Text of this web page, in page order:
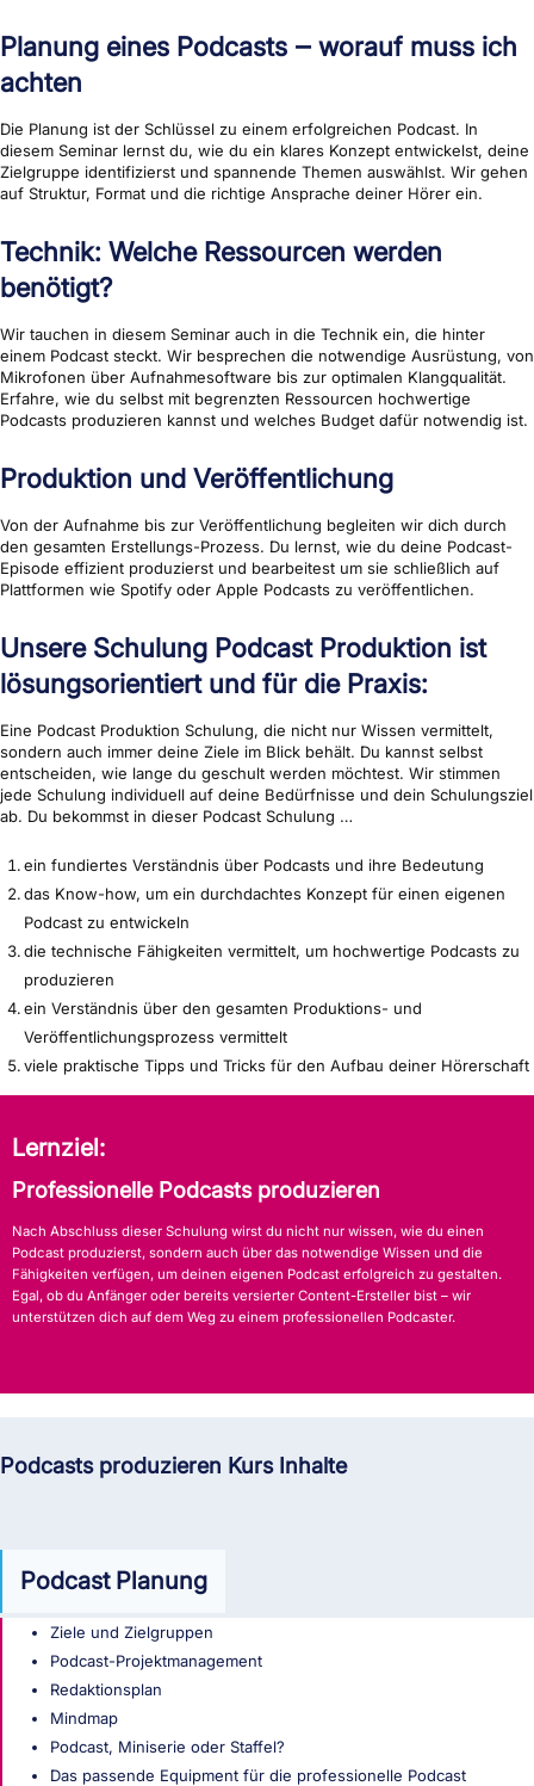
Planung eines Podcasts ‒ worauf muss ich
achten
Die Planung ist der Schlüssel zu einem erfolgreichen Podcast. In
diesem Seminar lernst du, wie du ein klares Konzept entwickelst, deine
Zielgruppe identifizierst und spannende Themen auswählst. Wir gehen
auf Struktur, Format und die richtige Ansprache deiner Hörer ein.
Technik: Welche Ressourcen werden
benötigt?
Wir tauchen in diesem Seminar auch in die Technik ein, die hinter
einem Podcast steckt. Wir besprechen die notwendige Ausrüstung, von
Mikrofonen über Aufnahmesoftware bis zur optimalen Klangqualität.
Erfahre, wie du selbst mit begrenzten Ressourcen hochwertige
Podcasts produzieren kannst und welches Budget dafür notwendig ist.
Produktion und Veröffentlichung
Von der Aufnahme bis zur Veröffentlichung begleiten wir dich durch
den gesamten Erstellungs-Prozess. Du lernst, wie du deine Podcast-
Episode effizient produzierst und bearbeitest um sie schließlich auf
Plattformen wie Spotify oder Apple Podcasts zu veröffentlichen.
Unsere Schulung Podcast Produktion ist
lösungsorientiert und für die Praxis:
Eine Podcast Produktion Schulung, die nicht nur Wissen vermittelt,
sondern auch immer deine Ziele im Blick behält. Du kannst selbst
entscheiden, wie lange du geschult werden möchtest. Wir stimmen
jede Schulung individuell auf deine Bedürfnisse und dein Schulungsziel
ab. Du bekommst in dieser Podcast Schulung …
ein fundiertes Verständnis über Podcasts und ihre Bedeutung
das Know-how, um ein durchdachtes Konzept für einen eigenen
Podcast zu entwickeln
die technische Fähigkeiten vermittelt, um hochwertige Podcasts zu
produzieren
ein Verständnis über den gesamten Produktions- und
Veröffentlichungsprozess vermittelt
viele praktische Tipps und Tricks für den Aufbau deiner Hörerschaft
Lernziel:
Professionelle Podcasts produzieren
Nach Abschluss dieser Schulung wirst du nicht nur wissen, wie du einen
Podcast produzierst, sondern auch über das notwendige Wissen und die
Fähigkeiten verfügen, um deinen eigenen Podcast erfolgreich zu gestalten.
Egal, ob du Anfänger oder bereits versierter Content-Ersteller bist – wir
unterstützen dich auf dem Weg zu einem professionellen Podcaster.
Podcasts produzieren Kurs Inhalte
Podcast Planung
Ziele und Zielgruppen
Podcast-Projektmanagement
Redaktionsplan
Mindmap
Podcast, Miniserie oder Staffel?
Das passende Equipment für die professionelle Podcast